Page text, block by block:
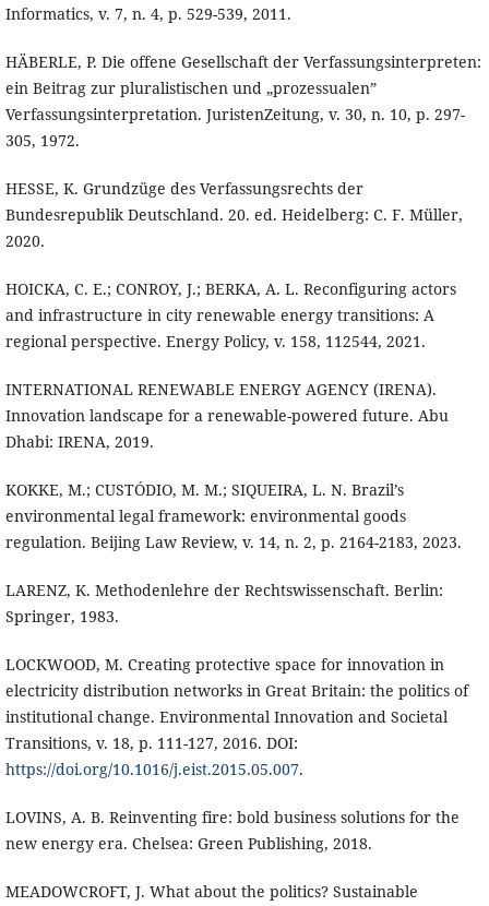
Informatics, v. 7, n. 4, p. 529-539, 2011.
HÄBERLE, P. Die offene Gesellschaft der Verfassungsinterpreten:
ein Beitrag zur pluralistischen und „prozessualen”
Verfassungsinterpretation. JuristenZeitung, v. 30, n. 10, p. 297-
305, 1972.
HESSE, K. Grundzüge des Verfassungsrechts der
Bundesrepublik Deutschland. 20. ed. Heidelberg: C. F. Müller,
2020.
HOICKA, C. E.; CONROY, J.; BERKA, A. L. Reconfiguring actors
and infrastructure in city renewable energy transitions: A
regional perspective. Energy Policy, v. 158, 112544, 2021.
INTERNATIONAL RENEWABLE ENERGY AGENCY (IRENA).
Innovation landscape for a renewable-powered future. Abu
Dhabi: IRENA, 2019.
KOKKE, M.; CUSTÓDIO, M. M.; SIQUEIRA, L. N. Brazil’s
environmental legal framework: environmental goods
regulation. Beijing Law Review, v. 14, n. 2, p. 2164-2183, 2023.
LARENZ, K. Methodenlehre der Rechtswissenschaft. Berlin:
Springer, 1983.
LOCKWOOD, M. Creating protective space for innovation in
electricity distribution networks in Great Britain: the politics of
institutional change. Environmental Innovation and Societal
Transitions, v. 18, p. 111-127, 2016. DOI:
https://doi.org/10.1016/j.eist.2015.05.007.
LOVINS, A. B. Reinventing fire: bold business solutions for the
new energy era. Chelsea: Green Publishing, 2018.
MEADOWCROFT, J. What about the politics? Sustainable